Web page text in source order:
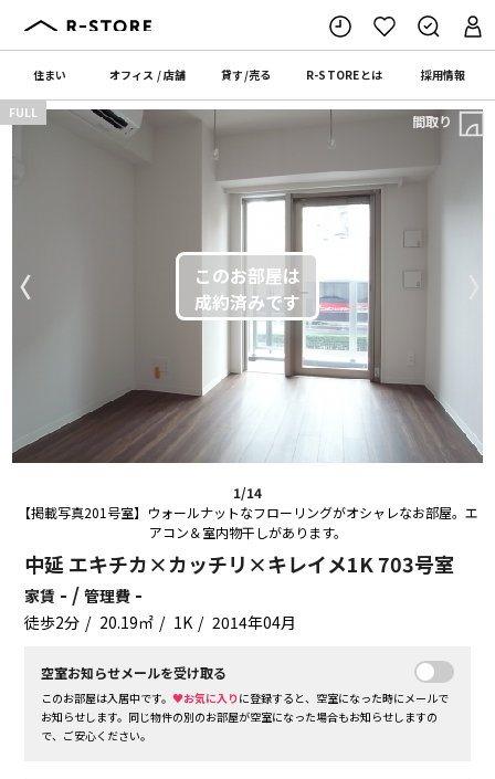
住まい オフィス /店舗 貸す/売る R-STOREとは 採用情報
1/14
【掲載写真201号室】ウォールナットなフローリングがオシャレなお部屋。エ
アコン＆室内物干しがあります。
〈 〉
FULL 間取り
中延 エキチカ×カッチリ×キレイメ1K 703号室
家賃 - /管理費 -
徒歩2分 20.19㎡ 1K 2014年04月
空室お知らせメールを受け取る
このお部屋は入居中です。♥お気に入り に登録すると、空室になった時にメールで
お知らせします。同じ物件の別のお部屋が空室になった場合もお知らせしますの
で、ご安心ください。